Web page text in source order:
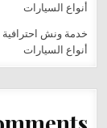
أنواع السيارات
خدمة ونش احترافية
أنواع السيارات